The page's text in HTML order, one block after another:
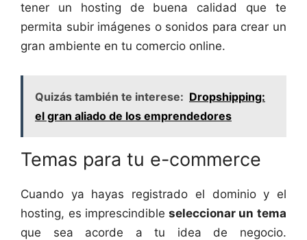
tener un hosting de buena calidad que te
permita subir imágenes o sonidos para crear un
gran ambiente en tu comercio online.
Quizás también te interese: Dropshipping:
el gran aliado de los emprendedores
Temas para tu e-commerce
Cuando ya hayas registrado el dominio y el
hosting, es imprescindible seleccionar un tema
que sea acorde a tu idea de negocio.